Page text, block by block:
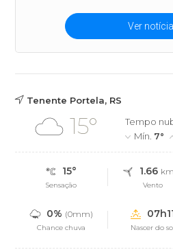
Ver
Tenente Portela, RS
15°
Tempo
Mín. 7°
15°
Sensação
1.66
Vento
0% (0mm)
Chance chuva Nascer do